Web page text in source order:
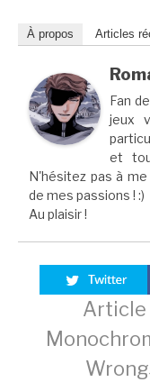
À propos Articles
Fan
jeux
et
N'hésitez pas à
de mes passions ! :)
Au plaisir !
LireArticle